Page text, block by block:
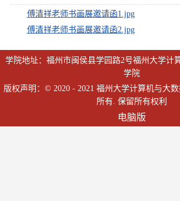
傅清祥老师书画展邀请函1.jpg
傅清祥老师书画展邀请函2.jpg
学院地址：福州市闽侯县学园路2号福州大学计
学院
版权声明：© 2020 - 2021 福州大学计算机与大
所有. 保留所有权利
电脑版